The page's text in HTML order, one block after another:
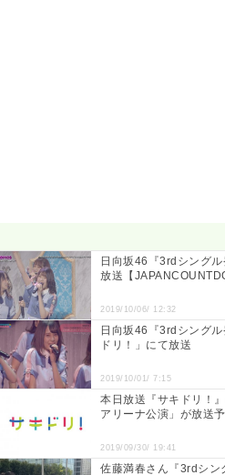
日向坂46『3rdシング
放送【
2019/10/06/ 12:32
日向坂46『3rdシング
ドリ！」にて放送
2019/10/01/ 7:15
本日放送『サキドリ！
アリーナ公演」が放送
2019/09/30/ 19:41
佐藤満春さん『3rdシ